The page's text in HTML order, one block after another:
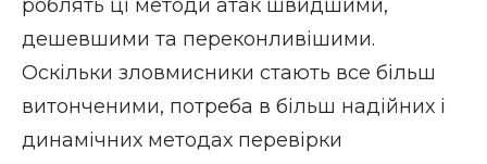
роблять ці методи атак швидшими,
дешевшими та переконливішими.
Оскільки зловмисники стають все більш
витонченими, потреба в більш надійних і
динамічних методах перевірки